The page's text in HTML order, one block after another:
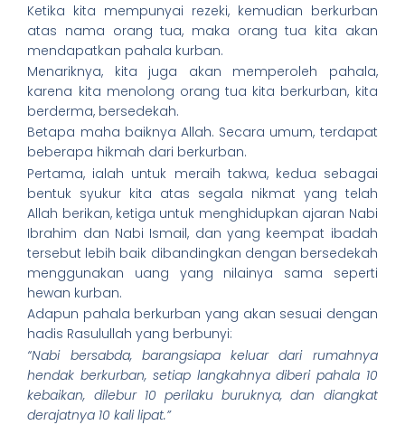
Ketika kita mempunyai rezeki, kemudian berkurban
atas nama orang tua, maka orang tua kita akan
mendapatkan pahala kurban.
Menariknya, kita juga akan memperoleh pahala,
karena kita menolong orang tua kita berkurban, kita
berderma, bersedekah.
Betapa maha baiknya Allah. Secara umum, terdapat
beberapa hikmah dari berkurban.
Pertama, ialah untuk meraih takwa, kedua sebagai
bentuk syukur kita atas segala nikmat yang telah
Allah berikan, ketiga untuk menghidupkan ajaran Nabi
Ibrahim dan Nabi Ismail, dan yang keempat ibadah
tersebut lebih baik dibandingkan dengan bersedekah
menggunakan uang yang nilainya sama seperti
hewan kurban.
Adapun pahala berkurban yang akan sesuai dengan
hadis Rasulullah yang berbunyi:
“Nabi bersabda, barangsiapa keluar dari rumahnya
hendak berkurban, setiap langkahnya diberi pahala 10
kebaikan, dilebur 10 perilaku buruknya, dan diangkat
derajatnya 10 kali lipat.”